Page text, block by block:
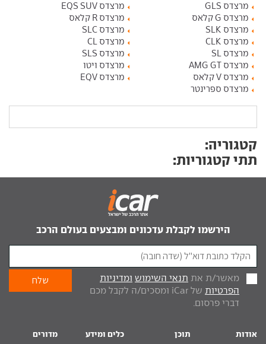
מרצדס GLS
מרצדס EQS SUV
מרצדס G קלאס
מרצדס R קלאס
מרצדס SLK
מרצדס SLC
מרצדס CLK
מרצדס CL
מרצדס SL
מרצדס SLS
מרצדס AMG GT
מרצדס ויטו
מרצדס V קלאס
מרצדס EQV
מרצדס ספרינטר
קטגוריה:
תתי קטגוריות:
הירשמו לקבלת עדכונים ומבצעים בעולם הרכב
מאשר/ת את תנאי השימוש ומדיניות
הפרטיות
של iCar ומסכים/ה לקבל מכם
דברי פרסום.
אודות תוכן כלים ומידע מדורים